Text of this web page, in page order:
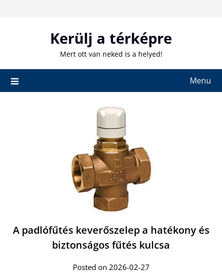
Kerülj a térképre
Mert ott van neked is a helyed!
Menu
A padlófűtés keverőszelep a hatékony és
biztonságos fűtés kulcsa
Posted on 2026-02-27